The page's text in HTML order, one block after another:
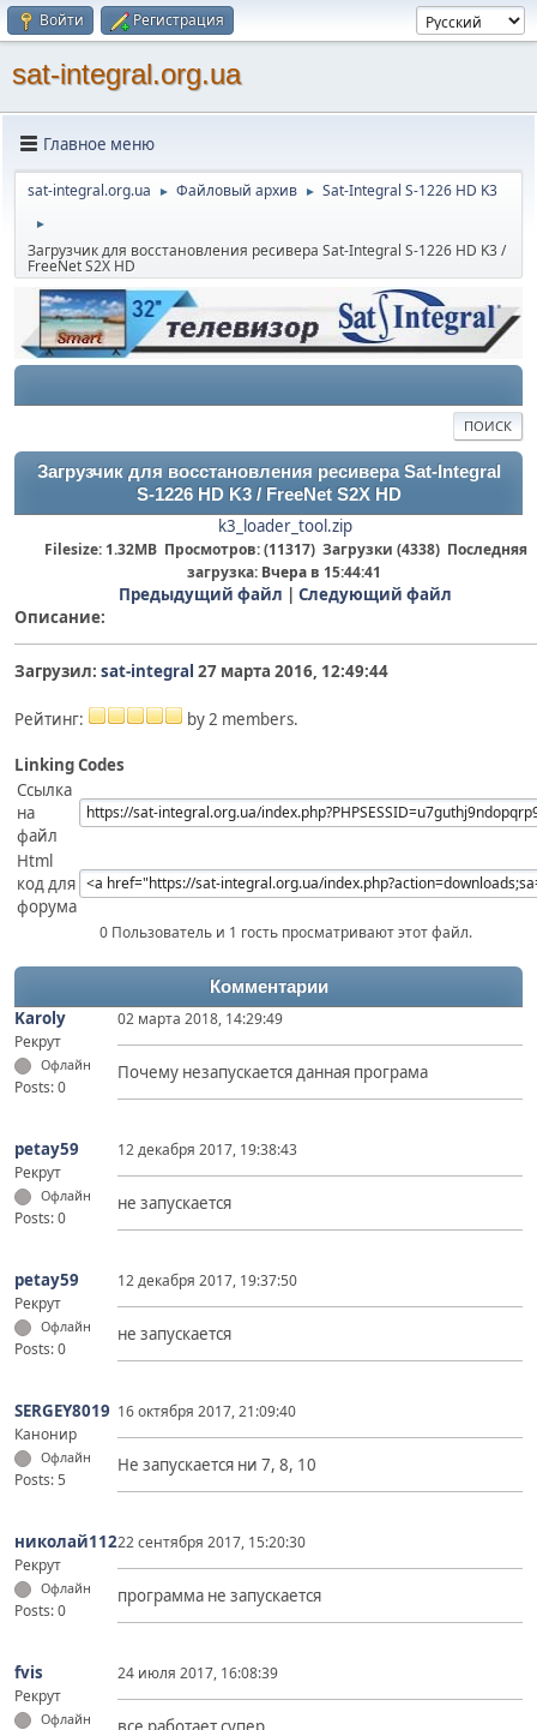
Войти Регистрация
sat-integral.org.ua
Главное меню
sat-integral.org.ua ► Файловый архив ► Sat-Integral S-1226 HD K3
►
Загрузчик для восстановления ресивера Sat-Integral S-1226 HD K3 /
FreeNet S2X HD
ПОИСК
Загрузчик для восстановления ресивера Sat-Integral
S-1226 HD K3 / FreeNet S2X HD
k3_loader_tool.zip
Filesize: 1.32MB Просмотров: (11317) Загрузки (4338) Последняя
загрузка: Вчерав 15:44:41
Предыдущий файл | Следующий файл
Описание:
Загрузил: sat-integral 27 марта 2016, 12:49:44
Рейтинг: by 2 members.
Linking Codes
Ссылка
на
файл
Html
код для
форума
0 Пользователь и 1 гость просматривают этот файл.
Комментарии
Karoly
Рекрут
Офлайн
Posts: 0
02 марта 2018, 14:29:49
Почему незапускается данная програма
petay59
Рекрут
Офлайн
Posts: 0
12 декабря 2017, 19:38:43
не запускается
petay59
Рекрут
Офлайн
Posts: 0
12 декабря 2017, 19:37:50
не запускается
SERGEY8019
Канонир
Офлайн
Posts: 5
16 октября 2017, 21:09:40
Не запускается ни 7, 8, 10
николай112
Рекрут
Офлайн
Posts: 0
22 сентября 2017, 15:20:30
программа не запускается
fvis
Рекрут
Офлайн
24 июля 2017, 16:08:39